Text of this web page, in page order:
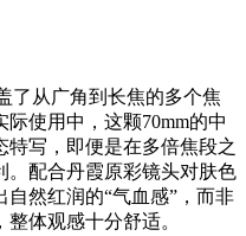
了从广角到长焦的多个焦
使用中，这颗70mm的中
写，即便是在多倍焦段之
。 配合丹霞原彩镜头对肤色
然红润的“气血感”，而非
体观感十分舒适。